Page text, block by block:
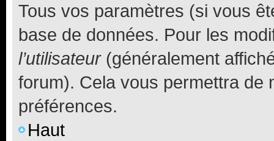
Tous vos paramètres (si vous
base de données. Pour les
l’utilisateur(généralement
forum). Cela vous permettra de
préférences.
Haut